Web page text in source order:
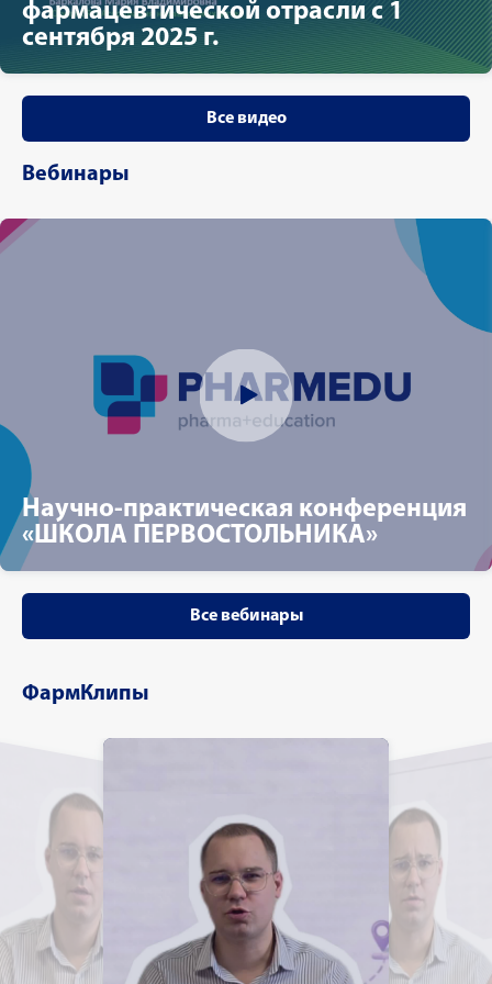
фармацевтической отрасли с 1
сентября 2025 г.
Все видео
Вебинары
Научно-практическая конференция
«ШКОЛА ПЕРВОСТОЛЬНИКА»
Все вебинары
ФармКлипы